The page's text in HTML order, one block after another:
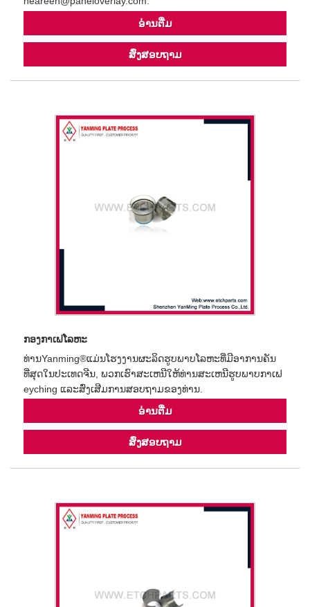
ອ່ານ​ຕື່ມ
ສົ່ງສອບຖາມ
ກອງກາເຟໂລຫະ
ທ່ານYanming®ແມ່ນໂຮງງານຜະລິດຮູບພາບໂລຫະທີ່ມີອາການຄັນ
ທີ່ສຸດໃນປະເທດຈີນ, ພວກເຮົາສະເຫນີໃຫ້ທ່ານສະເຫນີຮູບພາບກາເຟ
eyching ແລະສົ່ງເສີມການສອບຖາມຂອງທ່ານ.
ອ່ານ​ຕື່ມ
ສົ່ງສອບຖາມ